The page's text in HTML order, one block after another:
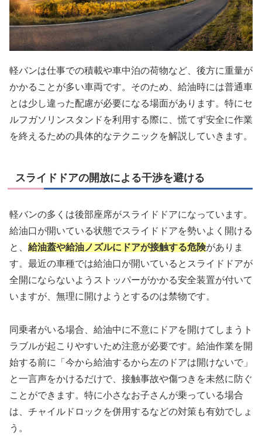
軽バンは仕事での積載や車中泊の荷物など、後方に重量が
かかることが多い車両です。そのため、給油時には普通車
とは少し違った配慮が必要になる場面があります。特にセ
ルフガソリンスタンドを利用する際に、慌てず安全に作業
を終えるための具体的なテクニックを解説していきます。
スライドドアの開放による干渉を避ける
軽バンの多くは後部座席がスライドドアになっています。
給油口が開いている状態でスライドドアを勢いよく開ける
と、 給油蓋や給油ノズルにドアが接触する危険がありま
す。最近の車種では給油口が開いているとスライドドアが
全開にならないようストッパーがかかる安全装置が付いて
いますが、無理に開けようとするのは禁物です。
同乗者がいる場合、給油中に不意にドアを開けてしまうト
ラブルが起こりやすいため注意が必要です。給油作業を開
始する前に「今から給油するから左のドアは開けないで」
と一言声をかけるだけで、接触事故や傷つきを未然に防ぐ
ことができます。特に小さなお子さんが乗っている場合
は、チャイルドロックを併用するなどの対策も有効でしょ
う。